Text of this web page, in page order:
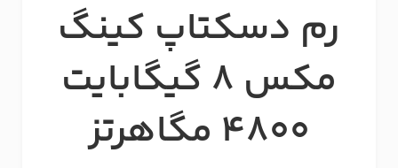
رم دسکتاپ کینگ
مکس 8 گیگابایت
4800 مگاهرتز